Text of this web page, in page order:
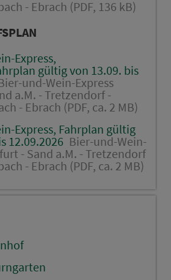
- Ebrach (PDF, 136 kB)
Express,
gültig von 13.09. bis
und-Wein-Express
a.M. - Tretzendorf -
- Ebrach (PDF, ca. 2 MB)
Express, Fahrplan gültig
12.09.2026 Bier-und-Wein-
- Sand a.M. - Tretzendorf
- Ebrach (PDF, ca. 2 MB)